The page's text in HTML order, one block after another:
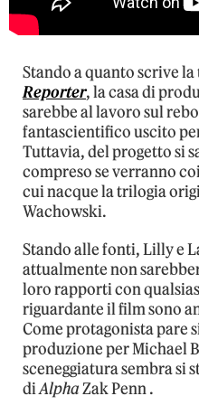
Stando a quanto scrive
Reporter, la casa di
sarebbe al lavoro sul
fantascientifico uscito
Tuttavia, del progetto si
compreso se verranno
cui nacque la trilogia
Wachowski.
Stando alle fonti, Lilly e
attualmente non
loro rapporti con
riguardante il film sono
Come protagonista pare
produzione per Michael
sceneggiatura sembra si
diAlphaZak Penn .